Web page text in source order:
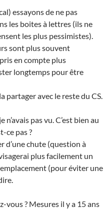
essayons de ne pas
les boites à lettres (ils ne
les plus pessimistes).
sont plus souvent
en compte plus
longtemps pour être
partager avec le reste du CS.
pas vu. C’est bien au
ce pas ?
d’une chute (question à
plus facilement un
(pour éviter une
vous ? Mesures il y a 15 ans